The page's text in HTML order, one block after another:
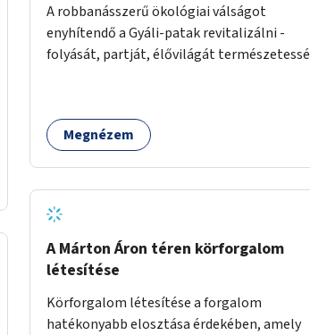
A robbanásszerű ökológiai válságot
enyhítendő a Gyáli-patak revitalizálni -
folyását, partját, élővilágát természetessé
terhelt módon. Élő kapcsolatot létrehozni
Soroksár és a patak között, illetve a
vezetésével.
Megnézem
A Márton Áron téren körforgalom
létesítése
Körforgalom létesítése a forgalom
hatékonyabb elosztása érdekében, amely